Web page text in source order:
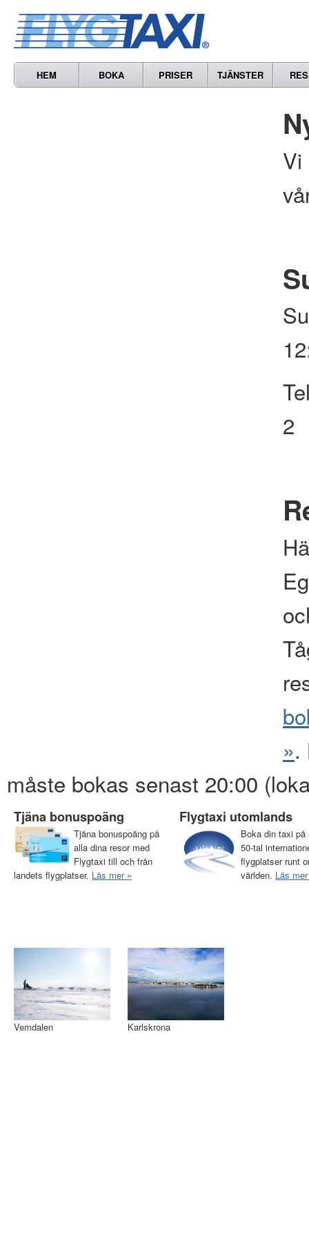
HEM BOKA PRISER TJÄNSTER
Vi
2
».
måste bokas senast 20:00
Tjäna bonuspoäng
Tjäna bonuspoäng på
alla dina resor med
Flygtaxi till och från
landets flygplatser. Läs mer »
Flygtaxi utomlands
Boka din taxi på
50-tal
flygplatser runt
världen. Läs
Vemdalen Karlskrona